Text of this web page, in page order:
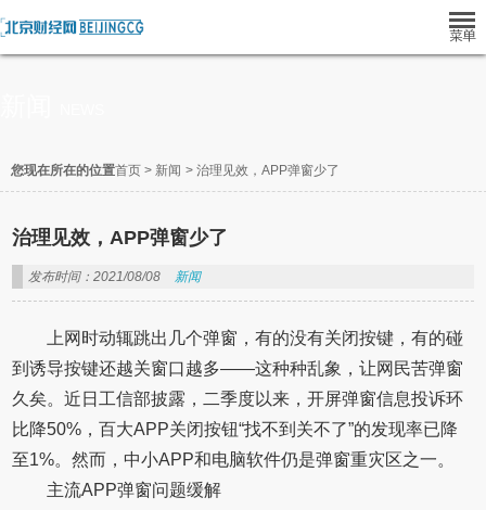
您现在所在的位置首页 > 新闻 > 治理见效，APP弹窗少了
治理见效，APP弹窗少了
发布时间：2021/08/08 新闻
上网时动辄跳出几个弹窗，有的没有关闭按键，有的碰
到诱导按键还越关窗口越多——这种种乱象，让网民苦弹窗
久矣。近日工信部披露，二季度以来，开屏弹窗信息投诉环
比降50%，百大APP关闭按钮“找不到关不了”的发现率已降
至1%。然而，中小APP和电脑软件仍是弹窗重灾区之一。
主流APP弹窗问题缓解